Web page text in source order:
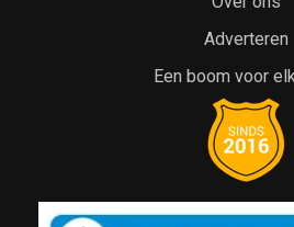
Adverteren
Een boom voor